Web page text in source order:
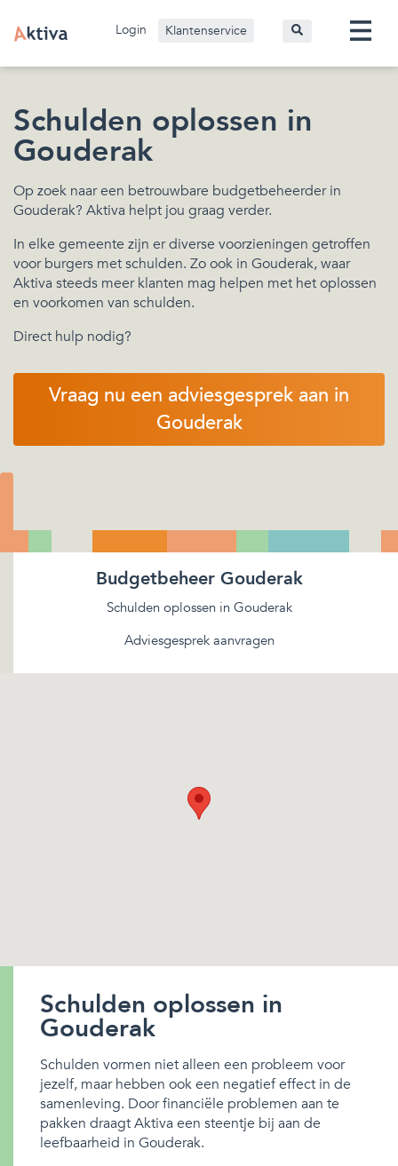
Login Klantenservice
Schulden oplossen in
Gouderak
Op zoek naar een betrouwbare budgetbeheerder in
Gouderak? Aktiva helpt jou graag verder.
In elke gemeente zijn er diverse voorzieningen getroffen
voor burgers met schulden. Zo ook in Gouderak, waar
Aktiva steeds meer klanten mag helpen met het oplossen
en voorkomen van schulden.
Direct hulp nodig?
Vraag nu een adviesgesprek aan in
Gouderak
Budgetbeheer Gouderak
Schulden oplossen in Gouderak
Adviesgesprek aanvragen
Schulden oplossen in
Gouderak
Schulden vormen niet alleen een probleem voor
jezelf, maar hebben ook een negatief effect in de
samenleving. Door financiële problemen aan te
pakken draagt Aktiva een steentje bij aan de
leefbaarheid in Gouderak.